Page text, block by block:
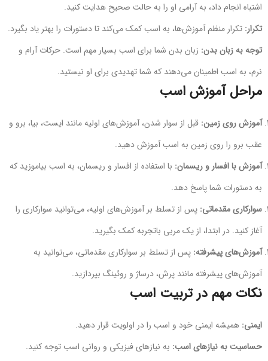
اشتباه انجام داد، به آرامی او را به حالت صحیح هدایت کنید.
تکرار: تکرار منظم آموزش‌ها، به اسب کمک می‌کند تا دستورات را بهتر یاد بگیرد.
توجه به زبان بدن: زبان بدن شما برای اسب بسیار مهم است. حرکات آرام و
نرم، به اسب اطمینان می‌دهند که شما تهدیدی برای او نیستید.
مراحل آموزش اسب
آموزش روی زمین: قبل از سوار شدن، آموزش‌های اولیه مانند ایست، بیا، برو و
عقب برو را روی زمین به اسب آموزش دهید.
آموزش با افسار و ریسمان: با استفاده از افسار و ریسمان، به اسب بیاموزید که
به دستورات شما پاسخ دهد.
سوارکاری مقدماتی: پس از تسلط بر آموزش‌های اولیه، می‌توانید سوارکاری را
آغاز کنید. در ابتدا، از یک مربی باتجربه کمک بگیرید.
آموزش‌های پیشرفته: پس از تسلط بر سوارکاری مقدماتی، می‌توانید به
آموزش‌های پیشرفته مانند پرش، درساژ و روئینگ بپردازید.
نکات مهم در تربیت اسب
ایمنی: همیشه ایمنی خود و اسب را در اولویت قرار دهید.
حساسیت به نیازهای اسب: به نیازهای فیزیکی و روانی اسب توجه کنید.